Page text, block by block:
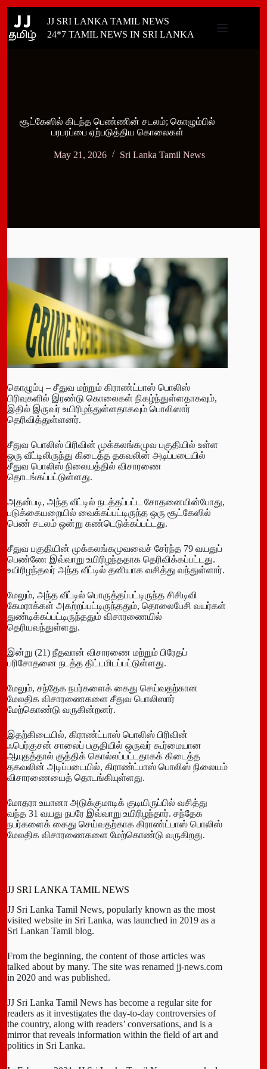
content
JJ SRI LANKA TAMIL NEWS
24*7 TAMIL NEWS IN SRI LANKA
சூட்கேஸில் கிடந்த பெண்ணின் சடலம்; கொழும்பில்
பரபரப்பை ஏற்படுத்திய கொலைகள்
May 21, 2026 Sri Lanka Tamil News
கொழும்பு – சீதுவ மற்றும் கிராண்ட்பாஸ் பொலிஸ்
பிரிவுகளில் இரண்டு கொலைகள் நிகழ்ந்துள்ளதாகவும்,
இதில் இருவர் உயிரிழந்துள்ளதாகவும் பொலிஸார்
தெரிவித்துள்ளனர்.
சீதுவ பொலிஸ் பிரிவின் முக்கலங்கமுவ பகுதியில் உள்ள
ஒரு வீட்டிலிருந்து கிடைத்த தகவலின் அடிப்படையில்
சீதுவ பொலிஸ் நிலையத்தில் விசாரணை
தொடங்கப்பட்டுள்ளது.
அதன்படி, அந்த வீட்டில் நடத்தப்பட்ட சோதனையின்போது,
படுக்கையறையில் வைக்கப்பட்டிருந்த ஒரு சூட்கேஸில்
பெண் சடலம் ஒன்று கண்டெடுக்கப்பட்டது.
சீதுவ பகுதியின் முக்கலங்கமுவவைச் சேர்ந்த 79 வயதுப்
பெண்ணே இவ்வாறு உயிரிழந்ததாக தெரிவிக்கப்பட்டது.
உயிரிழந்தவர் அந்த வீட்டில் தனியாக வசித்து வந்துள்ளார்.
மேலும், அந்த வீட்டில் பொருத்தப்பட்டிருந்த சிசிடிவி
கேமராக்கள் அகற்றப்பட்டிருந்ததும், தொலைபேசி வயர்கள்
துண்டிக்கப்பட்டிருந்ததும் விசாரணையில்
தெரியவந்துள்ளது.
இன்று (21) நீதவான் விசாரணை மற்றும் பிரேதப்
பரிசோதனை நடத்த திட்டமிடப்பட்டுள்ளது.
மேலும், சந்தேக நபர்களைக் கைது செய்வதற்கான
மேலதிக விசாரணைகளை சீதுவ பொலிஸார்
மேற்கொண்டு வருகின்றனர்.
இதற்கிடையில், கிராண்ட்பாஸ் பொலிஸ் பிரிவின்
ஃபெர்குசன் சாலைப் பகுதியில் ஒருவர் கூர்மையான
ஆயுதத்தால் குத்திக் கொல்லப்பட்டதாகக் கிடைத்த
தகவலின் அடிப்படையில், கிராண்ட்பாஸ் பொலிஸ் நிலையம்
விசாரணையைத் தொடங்கியுள்ளது.
மோதரா உயானா அடுக்குமாடிக் குடியிருப்பில் வசித்து
வந்த 31 வயது நபரே இவ்வாறு உயிரிழந்தார். சந்தேக
நபர்களைக் கைது செய்வதற்காக கிராண்ட்பாஸ் பொலிஸ்
மேலதிக விசாரணைகளை மேற்கொண்டு வருகிறது.
JJ SRI LANKA TAMIL NEWS
JJ Sri Lanka Tamil News, popularly known as the most
visited website in Sri Lanka, was launched in 2019 as a
Sri Lankan Tamil blog.
From the beginning, the content of those articles was
talked about by many. The site was renamed jj-news.com
in 2020 and was published.
JJ Sri Lanka Tamil News has become a regular site for
readers as it investigates the day-to-day controversies of
the country, along with readers’ conversations, and is a
mirror that reveals information within the field of art and
politics in Sri Lanka.